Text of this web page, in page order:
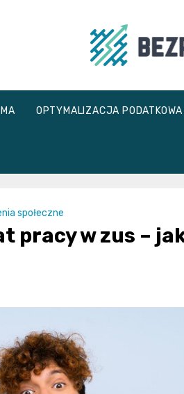
OPTYMALIZACJA PODATKOWA
społeczne
pracy w zus –